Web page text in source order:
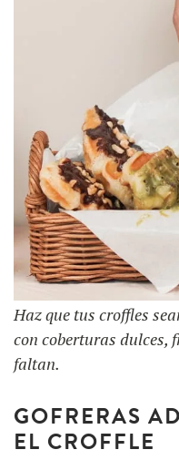
Haz que tus croffles
con coberturas dulces,
faltan.
GOFRERAS
EL CROFFLE